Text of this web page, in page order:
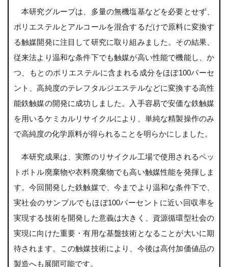
本研究グループは、多量の無機塩基などを必要とせず、
ポリエステルとアルコールを混合するだけで原料に変換す
る触媒開発に注目して研究に取り組みました。その結果、
従来法より温和な条件下でも触媒が高い性能で機能し、か
つ、もとのポリエステルに含まれる成分をほぼ100パーセ
ント、高純度のテレフタルジエステルなどに変換する高性
能鉄触媒の開発に成功しました。入手容易で安価な鉄触媒
を用いるケミカルリサイクルにより、単純な精製操作のみ
で高純度の化学原料が得られることを明らかにしました。
本研究成果は、実際のリサイクル工場で使用されるペッ
トボトル廃棄物や衣料廃棄物でも高い触媒性能を発揮しま
す。今回開発した鉄触媒で、今までより温和な条件下で、
実社会のサンプルでもほぼ100パーセントに近い回収率を
実現する技術を開発した意義は大きく、資源循環型社会の
実現に向けた重要・有用な基盤技術となることが大いに期
待されます。この触媒技術により、今後は高付加価値品の
製造へも展開可能です。